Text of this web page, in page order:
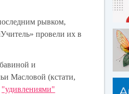
рывком,
провели их в
и
Масловой (кстати,
"удивлениями"